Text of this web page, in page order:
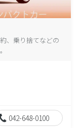
、乗り捨てなどの
042-648-0100